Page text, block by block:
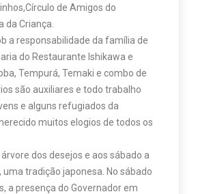
de Amigos do
da Criança.
a responsabilidade da família de
do Restaurante Ishikawa e
Tempurá, Temaki e combo de
são auxiliares e todo trabalho
e alguns refugiados da
muitos elogios de todos os
dos desejos e aos sábado a
uma tradição japonesa. No sábado
a presença do Governador em